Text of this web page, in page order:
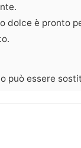
dolce è pronto
può essere